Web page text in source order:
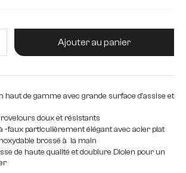
Quantité de produit : Entrez la
Ajouter au panier
haut de gamme avec grande surface d'assise et
doux et résistants
-faux particulièrement élégant avec acier plat
brossé à la main
de haute qualité et doublure Diolen pour un